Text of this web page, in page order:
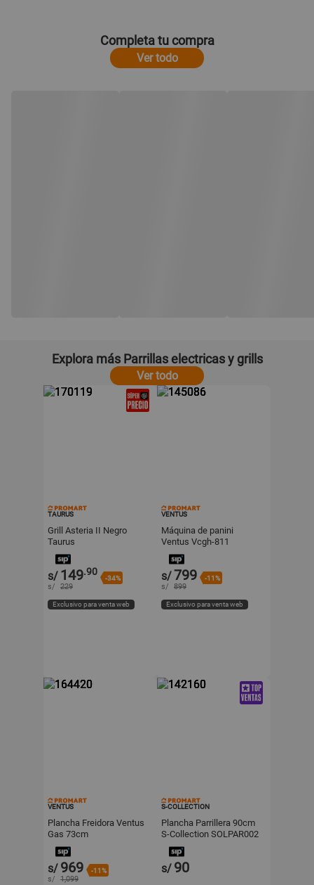
Completa tu compra
Ver todo
Explora más Parrillas electricas y grills
Ver todo
TAURUS
Grill Asteria II Negro
Taurus
s/ 149.90
-34%
s/ 229
Exclusivo para venta web
VENTUS
Máquina de panini
Ventus Vcgh-811
s/799 -11%
s/ 899
Exclusivo para venta web
VENTUS
Plancha Freidora Ventus
Gas 73cm
s/ 969 -11%
s/ 1,099
S-COLLECTION
Plancha Parrillera 90cm
S-Collection SOLPAR002
Negro
s/ 90